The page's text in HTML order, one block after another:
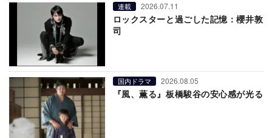
連載 2026.07.11
ロックスターと過ごした記憶：櫻井敦
司
国内ドラマ 2026.08.05
『風、薫る』板橋駿谷の安心感が光る